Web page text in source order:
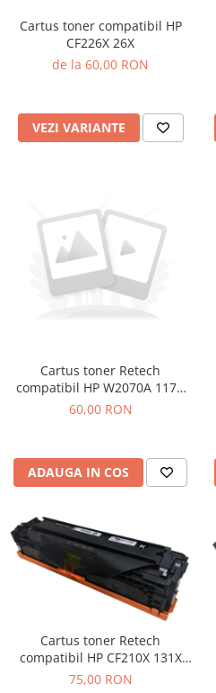
Cartus toner compatibil HP
CF226X 26X
de la 60,00 RON
VEZI VARIANTE
Cartus toner Retech
compatibil HP W2070A 117A
black
60,00 RON
ADAUGA IN COS
Cartus toner Retech
compatibil HP CF210X 131X
black
75,00 RON